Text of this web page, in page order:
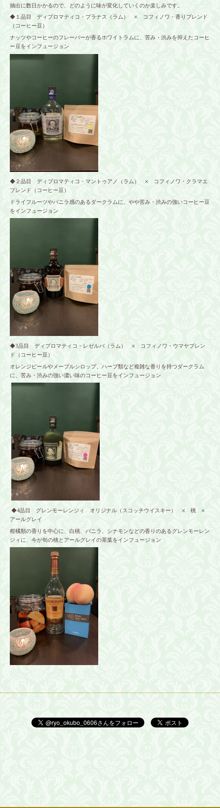
抽出に数日かかるので、どのように味が変化していくのか楽しみです。
◆１品目 ディプロマティコ・プラナス（ラム） × コフィノワ・香りブレンド
（コーヒー豆）
ナッツやコーヒーのフレーバーが香るホワイトラムに、苦み・渋みを抑えたコーヒ
ー豆をインフュージョン
◆２品目 ディプロマティコ・マントゥアノ（ラム） × コフィノワ・クラマエ
ブレンド（コーヒー豆）
ドライフルーツやバニラ感のあるダークラムに、やや苦み・渋みの強いコーヒー豆
をインフュージョン
◆3品目 ディプロマティコ・レゼルバ（ラム） × コフィノワ・ウマヤブレン
ド（コーヒー豆）
オレンジピールやメープルシロップ、ハーブ類など複雑な香りを持つダークラム
に、苦み・渋みの強い濃い味のコーヒー豆をインフュージョン
◆4品目 グレンモーレンジィ オリジナル（スコッチウイスキー） × 桃 ×
アールグレイ
柑橘類の香りを中心に、白桃、バニラ、シナモンなどの香りのあるグレンモーレン
ジィに、今が旬の桃とアールグレイの茶葉をインフュージョン